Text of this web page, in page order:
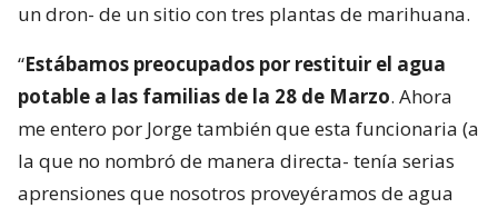
un dron- de un sitio con tres plantas de marihuana.
“Estábamos preocupados por restituir el agua
potable a las familias de la 28 de Marzo. Ahora
me entero por Jorge también que esta funcionaria (a
la que no nombró de manera directa- tenía serias
aprensiones que nosotros proveyéramos de agua